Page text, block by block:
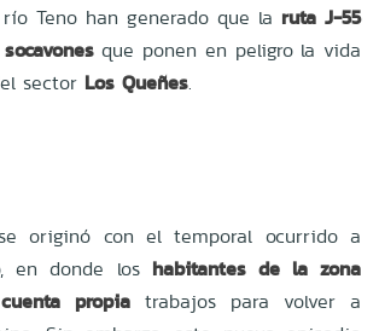
Teno han generado que la ruta J-55
que ponen en peligro la vida
sector Los Queñes.
originó con el temporal ocurrido a
en donde los habitantes de la zona
propia trabajos para volver a